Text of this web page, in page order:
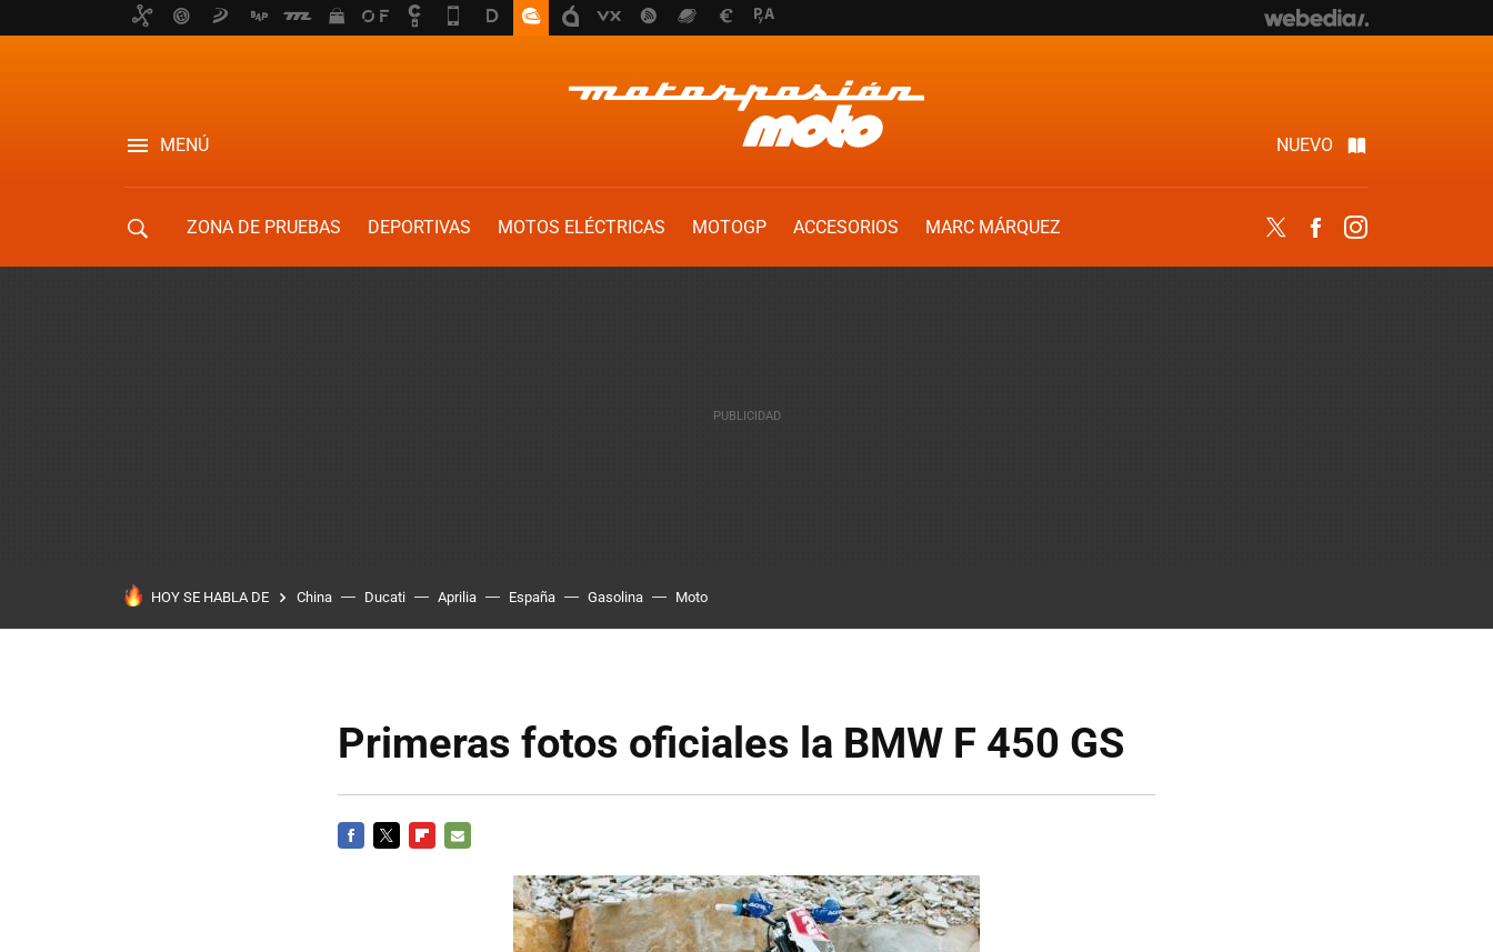
MENÚ NUEVO
ZONA DE PRUEBAS DEPORTIVAS MOTOS ELÉCTRICAS MOTOGP ACCESORIOS
MARC MÁRQUEZ
Twitter Facebook
HOY SE HABLA DE China Ducati Aprilia España Gasolina Moto
Primeras fotos oficiales la BMW F 450 GS